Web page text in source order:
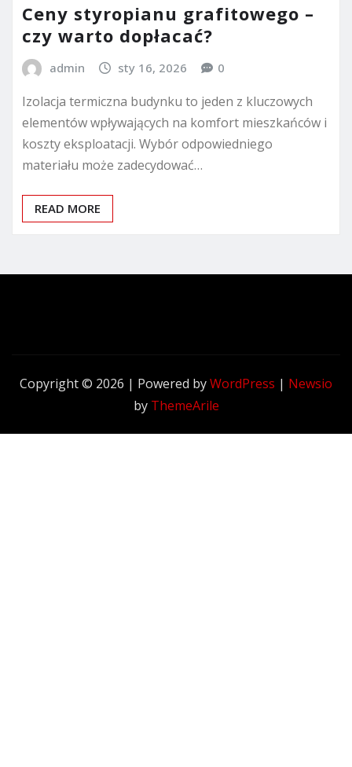
Ceny styropianu grafitowego –
czy warto dopłacać?
admin sty 16, 2026 0
Izolacja termiczna budynku to jeden z kluczowych
elementów wpływających na komfort mieszkańców i
koszty eksploatacji. Wybór odpowiedniego
materiału może zadecydować…
READ MORE
Copyright © 2026 | Powered byWordPress | Newsio
by ThemeArile